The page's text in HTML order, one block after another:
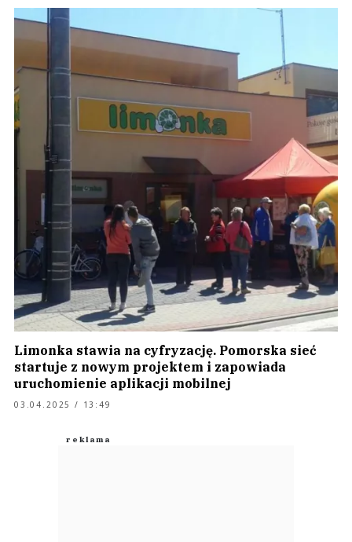
Limonka stawia na cyfryzację. Pomorska sieć
startuje z nowym projektem i zapowiada
uruchomienie aplikacji mobilnej
03.04.2025 / 13:49